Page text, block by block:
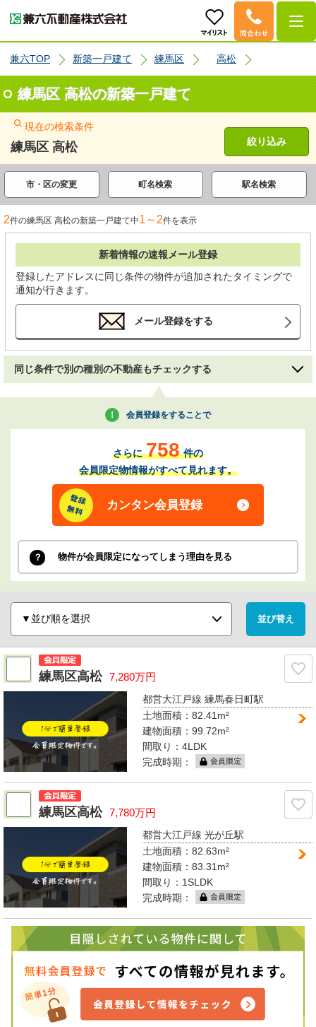
兼六TOP 新築一戸建て 練馬区 高松
練馬区 高松の新築一戸建て
現在の検索条件
練馬区 高松 絞り込み
市・区の変更 町名検索 駅名検索
2件の練馬区 高松の新築一戸建て中1～2件を表示
新着情報の速報メール登録
登録したアドレスに同じ条件の物件が追加されたタイミングで
通知が行きます。
メール登録をする
同じ条件で別の種別の不動産もチェックする
会員登録をすることで
さらに 758 件の
会員限定物情報がすべて見れます。
カンタン会員登録
物件が会員限定になってしまう理由を見る
練馬区高松 7,280万円
都営大江戸線 練馬春日町駅
土地面積：82.41m²
建物面積：99.72m²
間取り：4LDK
完成時期：
練馬区高松 7,780万円
都営大江戸線 光が丘駅
土地面積：82.63m²
建物面積：83.31m²
間取り： 1SLDK
完成時期：